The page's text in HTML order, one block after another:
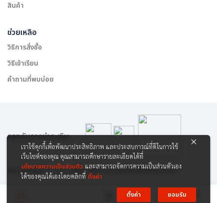
สินค้า
ช่วยเหลือ
วิธีการสั่งซื้อ
วิธีเข้าเรียน
คำถามที่พบบ่อย
สงวนลิขสิทธิ์ © 2565 บริษัท สยาม เคาเซิลลิ่ง เซ็นเตอร์ จำกัด
รองรับการชำระเงิน:
เราใช้คุกกี้เพื่อพัฒนาประสิทธิภาพ และประสบการณ์ที่ดีในการใช้
เว็บไซต์ของคุณ คุณสามารถศึกษารายละเอียดได้ที่
นโยบายความเป็นส่วนตัว และสามารถจัดการความเป็นส่วนตัวเอง
ได้ของคุณได้เองโดยคลิกที่ ตั้งค่า
ตั้งค่า
ยอมรับ